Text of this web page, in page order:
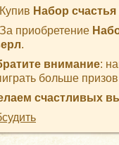
Набор счастья
приобретение
.
внимание:
больше
счастливых